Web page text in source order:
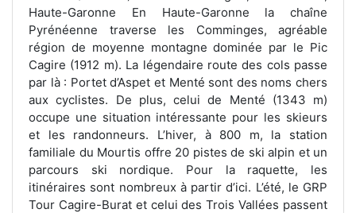
Haute-Garonne En Haute-Garonne la chaîne
Pyrénéenne traverse les Comminges, agréable
région de moyenne montagne dominée par le Pic
Cagire (1912 m). La légendaire route des cols passe
par là : Portet d’Aspet et Menté sont des noms chers
aux cyclistes. De plus, celui de Menté (1343 m)
occupe une situation intéressante pour les skieurs
et les randonneurs. L’hiver, à 800 m, la station
familiale du Mourtis offre 20 pistes de ski alpin et un
parcours ski nordique. Pour la raquette, les
itinéraires sont nombreux à partir d’ici. L’été, le GRP
Tour Cagire-Burat et celui des Trois Vallées passent